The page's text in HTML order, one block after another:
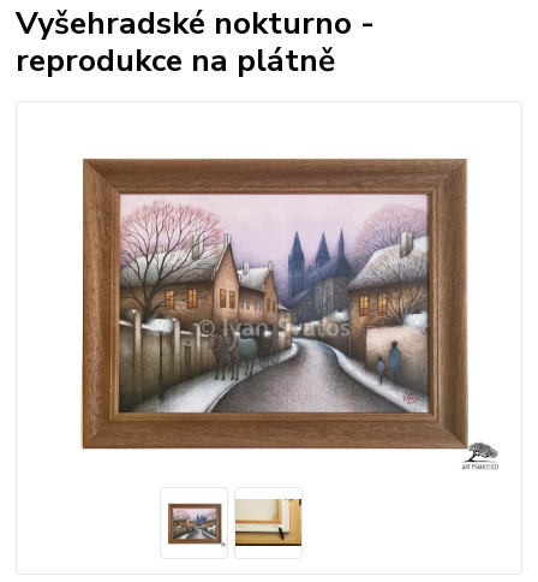
Vyšehradské nokturno -
reprodukce na plátně